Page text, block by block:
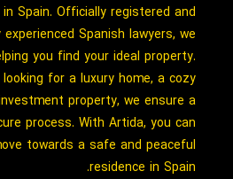
Spain. Officially registered and
Spanish lawyers, we
you find your ideal property.
looking for a luxury home, a cozy
property, we ensure a
process. With Artida, you can
towards a safe and peaceful
residence in Spain.